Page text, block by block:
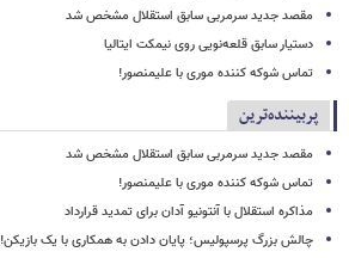
مقصد جدید سرمربی سابق استقلال مشخص شد
دستیار سابق قلعه‌نویی روی نیمکت ایتالیا
تماس شوکه کننده موری با علیمنصور!
پربیننده‌ترین
مقصد جدید سرمربی سابق استقلال مشخص شد
تماس شوکه کننده موری با علیمنصور!
مذاکره استقلال با آنتونیو آدان برای تمدید قرارداد
چالش بزرگ پرسپولیس؛ پایان دادن به همکاری با یک بازیکن!